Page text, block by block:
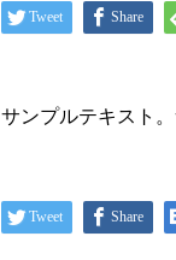
Tweet Share
サンプルテキスト
Tweet Share